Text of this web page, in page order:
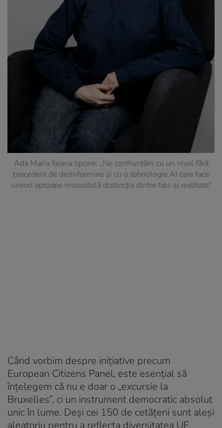
Ada Maria Ileana spune: „Ne confruntăm cu un nivel fără
precedent de dezinformare și cu o tehnologie AI care face
uneori aproape imposibilă distincția dintre fals și realitate”
Când vorbim despre inițiative precum
European Citizens Panel, este esențial să
înțelegem că nu e doar o „excursie la
Bruxelles”, ci un instrument democratic absolut
unic în lume. Deși cei 150 de cetățeni sunt aleși
aleatoriu pentru a reflecta diversitatea UE,